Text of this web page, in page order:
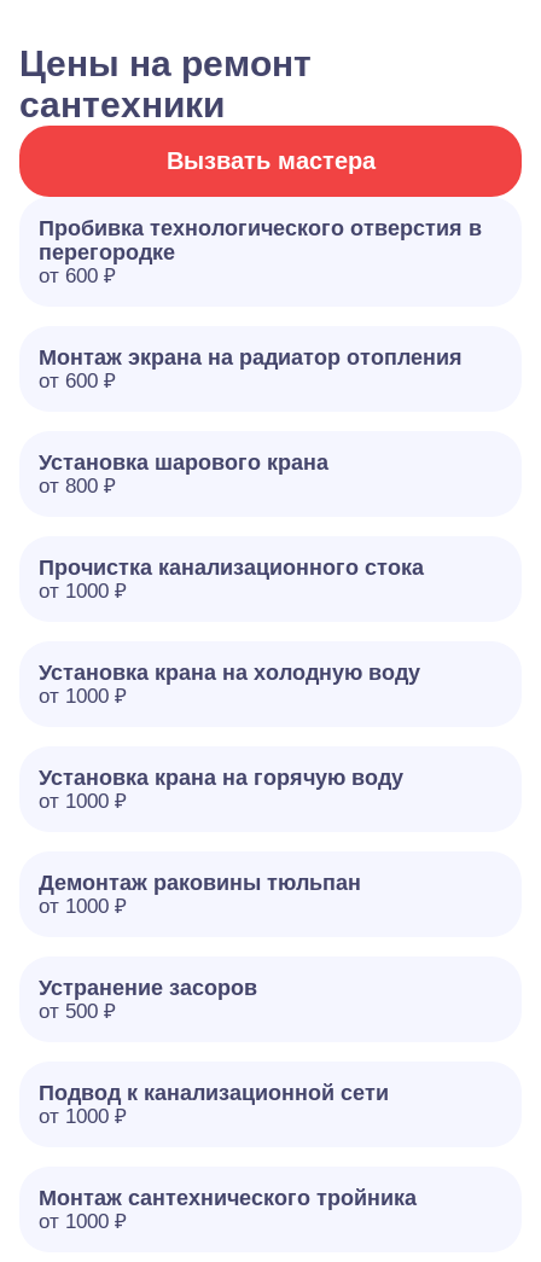
Цены на ремонт
сантехники
Вызвать мастера
Пробивка технологического отверстия в
перегородке
от 600 ₽
Монтаж экрана на радиатор отопления
от 600 ₽
Установка шарового крана
от 800 ₽
Прочистка канализационного стока
от 1000 ₽
Установка крана на холодную воду
от 1000 ₽
Установка крана на горячую воду
от 1000 ₽
Демонтаж раковины тюльпан
от 1000 ₽
Устранение засоров
от 500 ₽
Подвод к канализационной сети
от 1000 ₽
Монтаж сантехнического тройника
от 1000 ₽